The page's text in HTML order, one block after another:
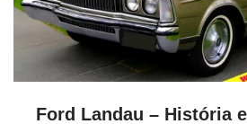
Ford Landau – História